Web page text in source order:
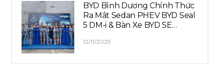
BYD Bình Dương Chính Thức
Ra Mắt Sedan PHEV BYD Seal
5 DM-i & Bàn Xe BYD SE…
12/11/2025